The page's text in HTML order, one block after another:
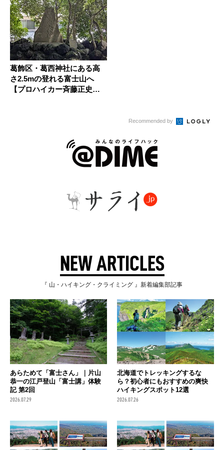
葛飾区・葛西神社にある高
さ2.5mの登れる富士山へ
【プロハイカー斉藤正史のT
Recommended by
NEW ARTICLES
『 山・ハイキング・クライミング 』新着編集部記事
あらためて「富士さん」｜片山
恭一の江戸登山「富士講」体験
記 第2回
2026.07.29
北海道でトレッキングするな
ら？初心者にもおすすめの爽快
ハイキングスポット12選
2026.07.26